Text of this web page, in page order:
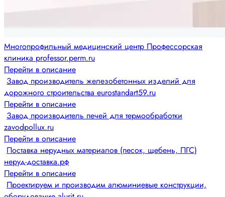
Многопрофильный медицинский центр Профессорская
клиника professor.perm.ru
Перейти в описание
Завод производитель железобетонных изделий для
дорожного строительства eurostandart59.ru
Перейти в описание
Завод производитель печей для термообработки
zavodpollux.ru
Перейти в описание
Поставка нерудных материалов (песок, щебень, ПГС)
неруд-доставка.рф
Перейти в описание
Проектируем и производим алюминиевые конструкции,